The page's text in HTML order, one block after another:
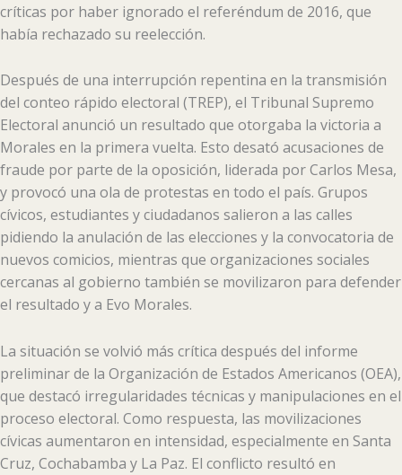
críticas por haber ignorado el referéndum de 2016, que
había rechazado su reelección.
Después de una interrupción repentina en la transmisión
del conteo rápido electoral (TREP), el Tribunal Supremo
Electoral anunció un resultado que otorgaba la victoria a
Morales en la primera vuelta. Esto desató acusaciones de
fraude por parte de la oposición, liderada por Carlos Mesa,
y provocó una ola de protestas en todo el país. Grupos
cívicos, estudiantes y ciudadanos salieron a las calles
pidiendo la anulación de las elecciones y la convocatoria de
nuevos comicios, mientras que organizaciones sociales
cercanas al gobierno también se movilizaron para defender
el resultado y a Evo Morales.
La situación se volvió más crítica después del informe
preliminar de la Organización de Estados Americanos (OEA),
que destacó irregularidades técnicas y manipulaciones en el
proceso electoral. Como respuesta, las movilizaciones
cívicas aumentaron en intensidad, especialmente en Santa
Cruz, Cochabamba y La Paz. El conflicto resultó en